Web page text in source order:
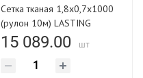
Сетка тканая 1,8х0,7х1000
(рулон 10м) LASTING
TOOLS
15 089.00 шт